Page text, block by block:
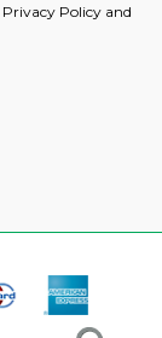
Privacy Policy and